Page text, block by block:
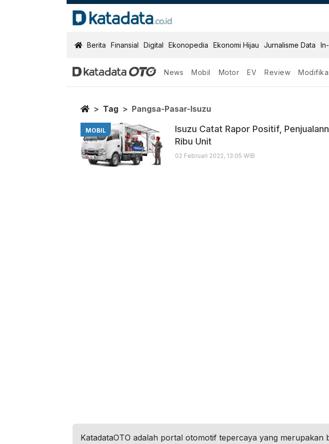
KatadataOTO
Berita Finansial Digital Ekonopedia Ekonomi Hijau Jurnalisme Data
News Mobil Motor EV Review
Pangsa Pasar Isuzu
Berita Terbaru
Home
Tag Pangsa-Pasar-Isuzu
MOBIL
Isuzu Catat Rapor Positif,
Ribu Unit
02 Februari 2022, 13:05 WIB
KatadataOTO adalah portal otomotif tepercaya yang merupakan